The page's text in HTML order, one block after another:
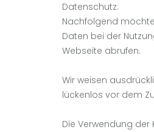
Datenschutz:
Nachfolgend
Daten bei der
Webseite abrufen.
Wir weisen
lückenlos vor dem
Die Verwendung